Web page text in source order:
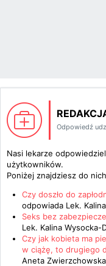
Odpowiedź
Nasi lekarze
użytkowników.
Poniżej znajdziesz do
Czy doszło do
odpowiada Lek.
Seks bez
Lek. Kalina Wysocka-
Czy jak kobieta ma
w ciążę, to drugiego
Aneta Zwierzchowska